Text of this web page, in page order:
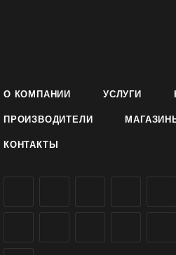
О КОМПАНИИ УСЛУГИ
ПРОИЗВОДИТЕЛИ
КОНТАКТЫ